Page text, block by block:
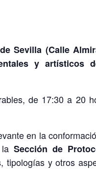
Sevilla (Calle
y artísticos
de 17:30 a 20
en la
laSección de
tipologías y otros